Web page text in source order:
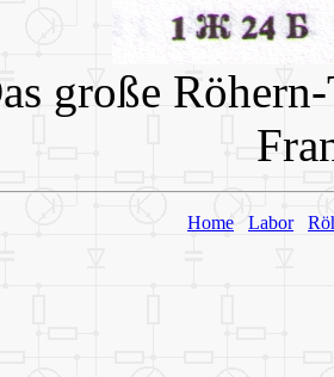
große
Home Labor